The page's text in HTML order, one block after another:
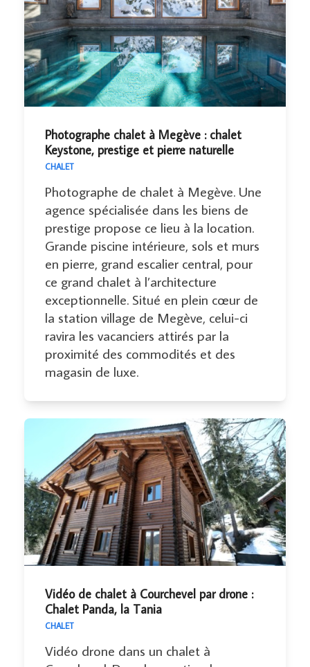
Photographe chalet à Megève : chalet
Keystone, prestige et pierre naturelle
CHALET
Photographe de chalet à Megève. Une
agence spécialisée dans les biens de
prestige propose ce lieu à la location.
Grande piscine intérieure, sols et murs
en pierre, grand escalier central, pour
ce grand chalet à l’architecture
exceptionnelle. Situé en plein cœur de
la station village de Megève, celui-ci
ravira les vacanciers attirés par la
proximité des commodités et des
magasin de luxe.
Vidéo de chalet à Courchevel par drone :
Chalet Panda, la Tania
CHALET
Vidéo drone dans un chalet à